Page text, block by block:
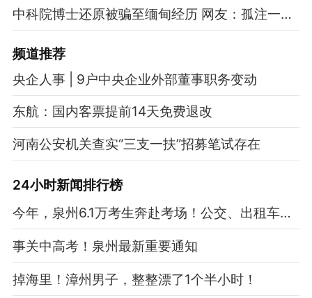
中科院博士还原被骗至缅甸经历 网友：孤注一掷现实版
频道推荐
央企人事 | 9户中央企业外部董事职务变动
东航：国内客票提前14天免费退改
河南公安机关查实“三支一扶”招募笔试存在
24小时新闻排行榜
今年，泉州6.1万考生奔赴考场！公交、出租车免费接送
事关中高考！泉州最新重要通知
掉海里！漳州男子，整整漂了1个半小时！